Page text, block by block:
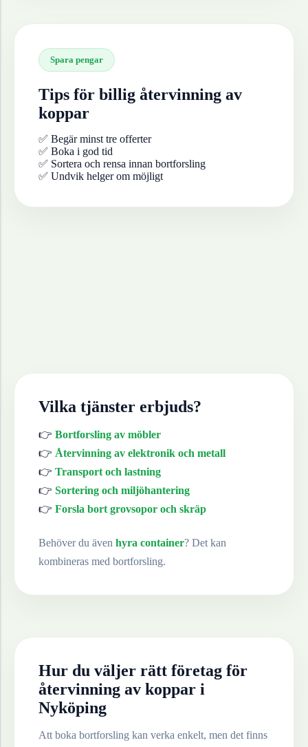
Spara pengar
Tips för billig återvinning av
koppar
✅ Begär minst tre offerter
✅ Boka i god tid
✅ Sortera och rensa innan bortforsling
✅ Undvik helger om möjligt
Vilka tjänster erbjuds?
👉 Bortforsling av möbler
👉 Återvinning av elektronik och metall
👉 Transport och lastning
👉 Sortering och miljöhantering
👉 Forsla bort grovsopor och skräp
Behöver du även hyra container? Det kan
kombineras med bortforsling.
Hur du väljer rätt företag för
återvinning av koppar i
Nyköping
Att boka bortforsling kan verka enkelt, men det finns